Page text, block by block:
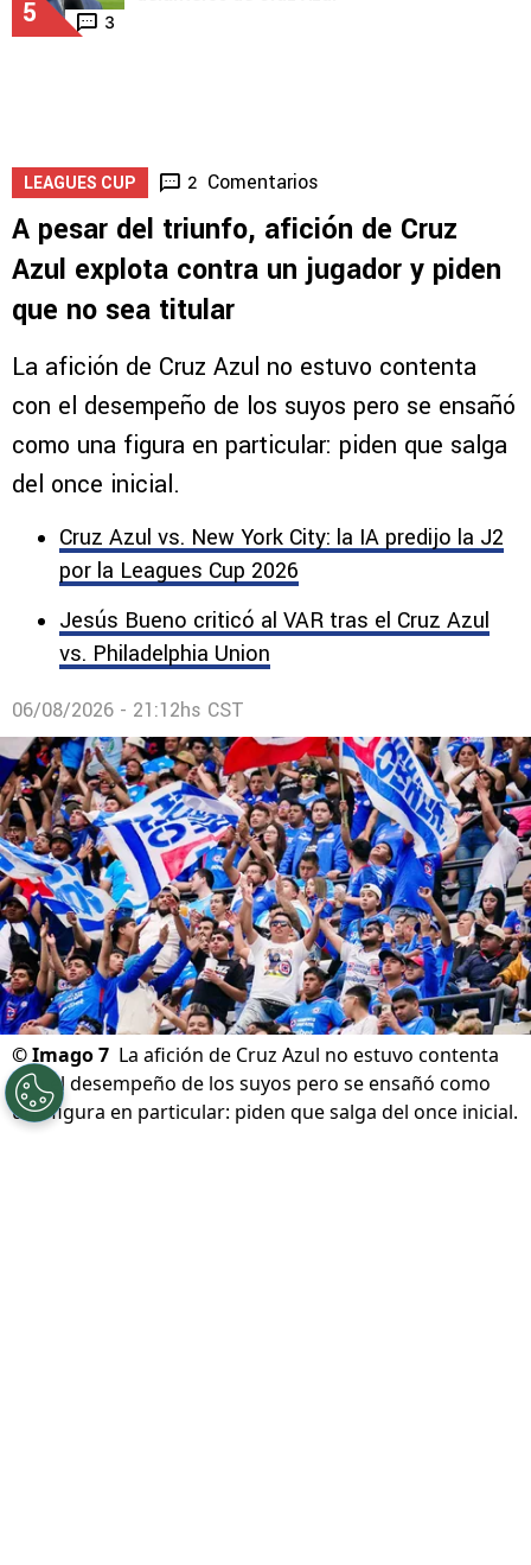
5 3
LEAGUES CUP 2 Comentarios
A pesar del triunfo, afición de Cruz
Azul explota contra un jugador y piden
que no sea titular
La afición de Cruz Azul no estuvo contenta
con el desempeño de los suyos pero se ensañó
como una figura en particular: piden que salga
del once inicial.
Cruz Azul vs. New York City: la IA predijo la J2
por la Leagues Cup 2026
Jesús Bueno criticó al VAR tras el Cruz Azul
vs. Philadelphia Union
06/08/2026 - 21:12hs CST
©Imago 7 La afición de Cruz Azul no estuvo contenta
con el desempeño de los suyos pero se ensañó como
una figura en particular: piden que salga del once inicial.